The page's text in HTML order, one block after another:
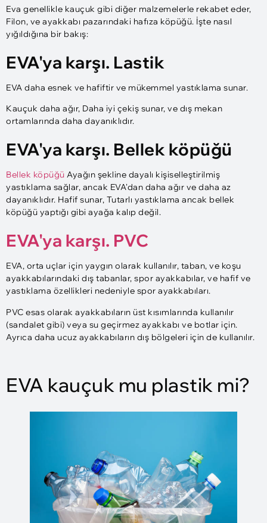
Eva genellikle kauçuk gibi diğer malzemelerle rekabet eder,
Filon, ve ayakkabı pazarındaki hafıza köpüğü. İşte nasıl
yığıldığına bir bakış:
EVA'ya karşı. Lastik
EVA daha esnek ve hafiftir ve mükemmel yastıklama sunar.
Kauçuk daha ağır, Daha iyi çekiş sunar, ve dış mekan
ortamlarında daha dayanıklıdır.
EVA'ya karşı. Bellek köpüğü
Bellek köpüğü Ayağın şekline dayalı kişiselleştirilmiş
yastıklama sağlar, ancak EVA'dan daha ağır ve daha az
dayanıklıdır. Hafif sunar, Tutarlı yastıklama ancak bellek
köpüğü yaptığı gibi ayağa kalıp değil.
EVA'ya karşı. PVC
EVA, orta uçlar için yaygın olarak kullanılır, taban, ve koşu
ayakkabılarındaki dış tabanlar, spor ayakkabılar, ve hafif ve
yastıklama özellikleri nedeniyle spor ayakkabıları.
PVC esas olarak ayakkabıların üst kısımlarında kullanılır
(sandalet gibi) veya su geçirmez ayakkabı ve botlar için.
Ayrıca daha ucuz ayakkabıların dış bölgeleri için de kullanılır.
EVA kauçuk mu plastik mi?